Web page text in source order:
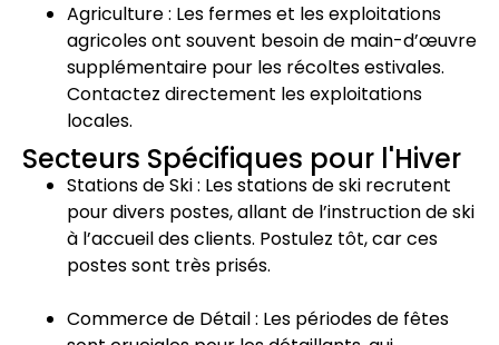
Agriculture : Les fermes et les exploitations
agricoles ont souvent besoin de main-d’œuvre
supplémentaire pour les récoltes estivales.
Contactez directement les exploitations
locales.
Secteurs Spécifiques pour l'Hiver
Stations de Ski : Les stations de ski recrutent
pour divers postes, allant de l’instruction de ski
à l’accueil des clients. Postulez tôt, car ces
postes sont très prisés.
Commerce de Détail : Les périodes de fêtes